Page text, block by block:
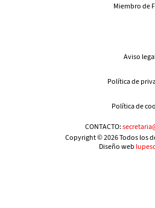
Aviso
Política de
Política de
CONTACTO:
Copyright © 2026 Todos los
Diseño web
Miembro de